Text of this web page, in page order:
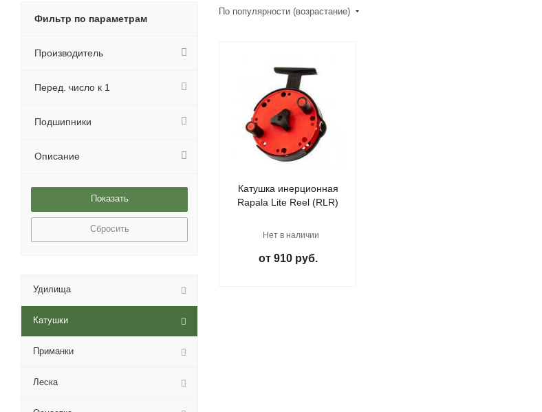
По популярности (возрастание)
Катушка инерционная
Rapala Lite Reel (RLR)
Нет в наличии
от 910 руб.
Фильтр по параметрам
Производитель
Перед. число к 1
Подшипники
Описание
Сбросить
Удилища
Катушки
Приманки
Леска